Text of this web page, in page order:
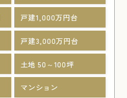
戸建1,000万円台
戸建3,000万円台
土地 50～100坪
マンション